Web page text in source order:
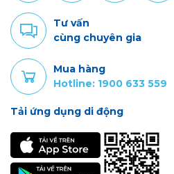
Tư vấn
cùng chuyên gia
Mua hàng
Hotline: 1900 633 559
Tải ứng dụng di động